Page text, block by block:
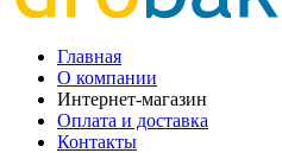
Главная
О компании
Интернет-магазин
Оплата и доставка
Контакты